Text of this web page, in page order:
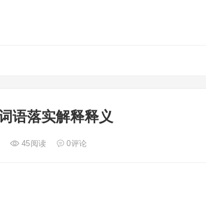
语落实解释释义
45阅读 0评论